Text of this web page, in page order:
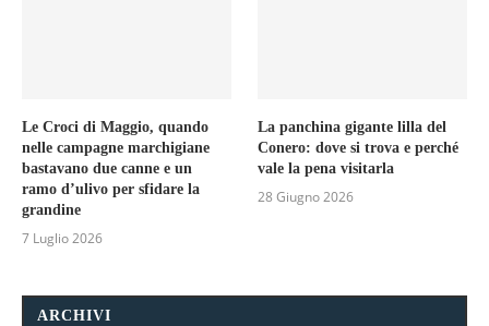
Le Croci di Maggio, quando
nelle campagne marchigiane
bastavano due canne e un
ramo d’ulivo per sfidare la
grandine
7 Luglio 2026
La panchina gigante lilla del
Conero: dove si trova e perché
vale la pena visitarla
28 Giugno 2026
ARCHIVI